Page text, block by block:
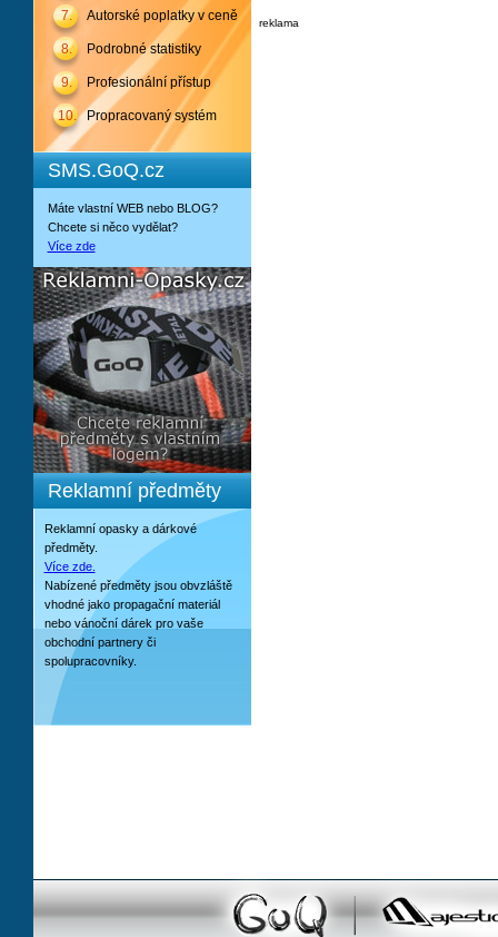
7. Autorské poplatky v ceně
8. Podrobné statistiky
9. Profesionální přístup
10. Propracovaný systém
SMS.GoQ.cz
Máte vlastní WEB nebo BLOG?
Chcete si něco vydělat?
Více zde
Reklamní předměty
Reklamní opasky a dárkové
předměty.
Více zde.
Nabízené předměty jsou obvzláště
vhodné jako propagační materiál
nebo vánoční dárek pro vaše
obchodní partnery či
spolupracovníky.
reklama